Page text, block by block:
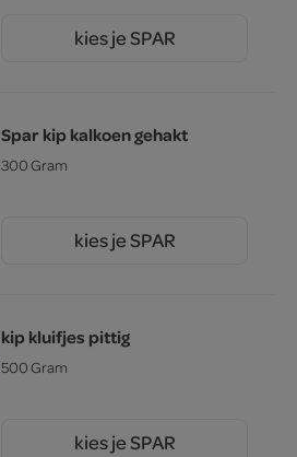
kies je SPAR
Spar kip kalkoen gehakt
300 Gram
kies je SPAR
kip kluifjes pittig
500 Gram
kies je SPAR